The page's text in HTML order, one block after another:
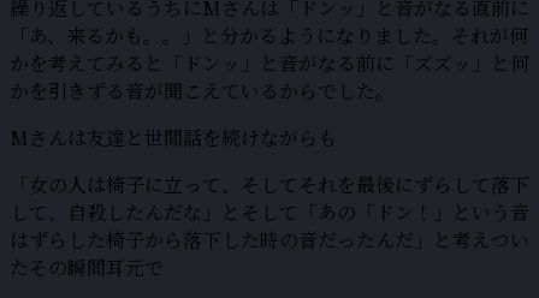
繰り返しているうちにMさんは「ドンッ」と音がなる直前に
「あ、来るかも。。」と分かるようになりました。それが何
かを考えてみると「ドンッ」と音がなる前に「ズズッ」と何
かを引きずる音が聞こえているからでした。
Mさんは友達と世間話を続けながらも
「女の人は椅子に立って、そしてそれを最後にずらして落下
して、自殺したんだな」とそして「あの「ドン！」という音
はずらした椅子から落下した時の音だったんだ」と考えつい
たその瞬間耳元で